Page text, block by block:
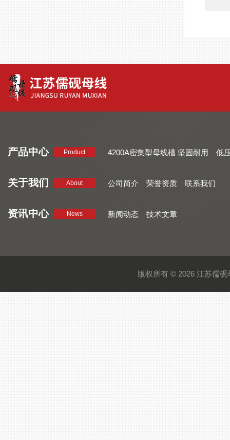
产品中心 Product 4200A密集型母线槽 坚固耐用
低
关于我们 About 公司简介 荣誉资质 联系我们
资讯中心 News 新闻动态 技术文章
版权所有 © 2026 江苏儒